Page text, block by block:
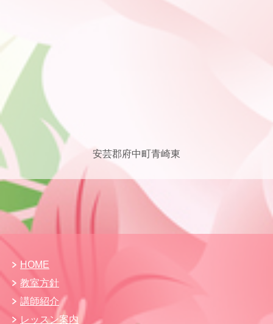
安芸郡府中町青崎東
HOME
教室方針
講師紹介
レッスン案内